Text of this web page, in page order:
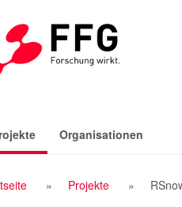
(aktiv)Organisationen
Projekte